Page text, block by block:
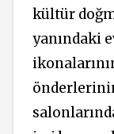
kültür
yanındaki